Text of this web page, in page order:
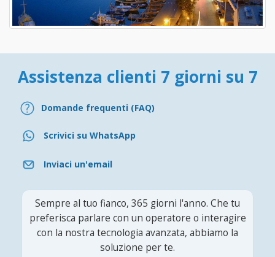
Assistenza clienti 7 giorni su 7
Domande frequenti (FAQ)
Scrivici su WhatsApp
Inviaci un'email
Sempre al tuo fianco, 365 giorni l'anno. Che tu
preferisca parlare con un operatore o interagire
con la nostra tecnologia avanzata, abbiamo la
soluzione per te.